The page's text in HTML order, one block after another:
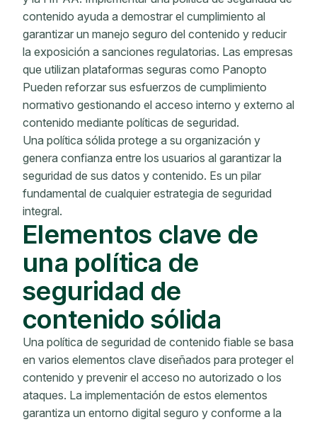
contenido ayuda a demostrar el cumplimiento al
garantizar un manejo seguro del contenido y reducir
la exposición a sanciones regulatorias. Las empresas
que utilizan plataformas seguras como Panopto
Pueden reforzar sus esfuerzos de cumplimiento
normativo gestionando el acceso interno y externo al
contenido mediante políticas de seguridad.
Una política sólida protege a su organización y
genera confianza entre los usuarios al garantizar la
seguridad de sus datos y contenido. Es un pilar
fundamental de cualquier estrategia de seguridad
integral.
Elementos clave de
una política de
seguridad de
contenido sólida
Una política de seguridad de contenido fiable se basa
en varios elementos clave diseñados para proteger el
contenido y prevenir el acceso no autorizado o los
ataques. La implementación de estos elementos
garantiza un entorno digital seguro y conforme a la